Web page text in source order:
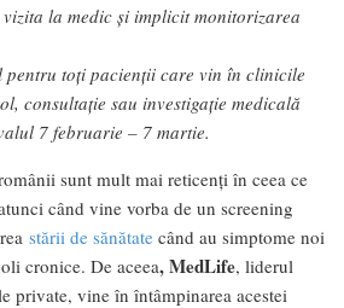
la medic și implicit monitorizarea
pentru toți pacienții care vin în clinicile
consultație sau investigație medicală
7 februarie – 7 martie.
sunt mult mai reticenți în ceea ce
când vine vorba de un screening
stării de sănătate când au simptome noi
cronice. De aceea, MedLife, liderul
private, vine în întâmpinarea acestei